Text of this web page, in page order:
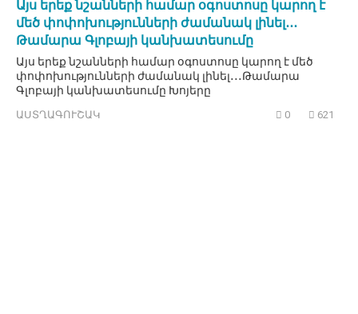
Այս երեք նշանների համար օգոստոսը կարող է
մեծ փոփոխությունների ժամանակ լինել․․․
Թամարա Գլոբայի կանխատեսումը
Այս երեք նշանների համար օգոստոսը կարող է մեծ
փոփոխությունների ժամանակ լինել․․․Թամարա
Գլոբայի կանխատեսումը Խոյերը
ԱՍՏՂԱԳՈՒՇԱԿ 0 621